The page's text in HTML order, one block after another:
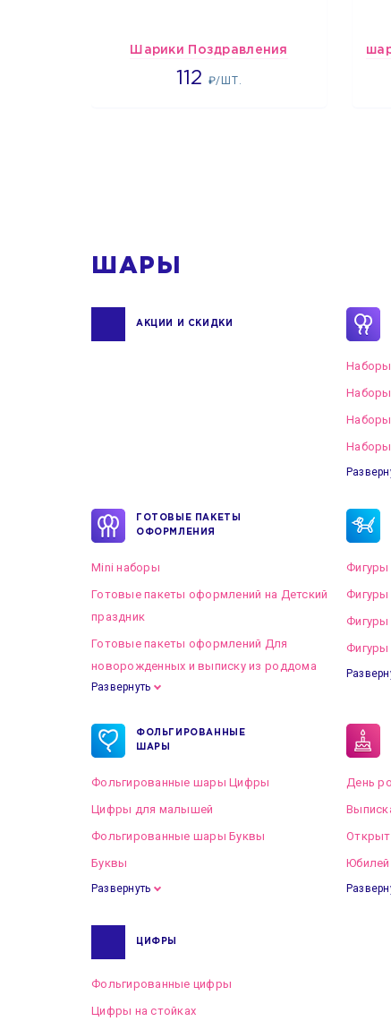
Шарики Поздравления
112 ₽/ШТ.
1718
ШАРЫ
АКЦИИ И СКИДКИ
ГОТОВЫЕ ПАКЕТЫ
ОФОРМЛЕНИЯ
Mini наборы
Готовые пакеты оформлений на Детский
праздник
Готовые пакеты оформлений Для
новорожденных и выписку из роддома
Готовые пакеты оформлений на Свадьбу
Развернуть
Фигуры
Фигуры
ФОЛЬГИРОВАННЫЕ
ШАРЫ
Фольгированные шары Цифры
Цифры для малышей
Фольгированные шары Буквы
Буквы
Развернуть
День
Юбилей
ЦИФРЫ
Фольгированные цифры
Цифры на стойках